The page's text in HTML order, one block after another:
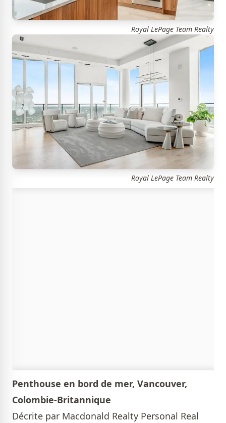
Royal LePage Team Realty
Royal LePage Team Realty
Penthouse en bord de mer, Vancouver,
Colombie-Britannique
Décrite par Macdonald Realty Personal Real